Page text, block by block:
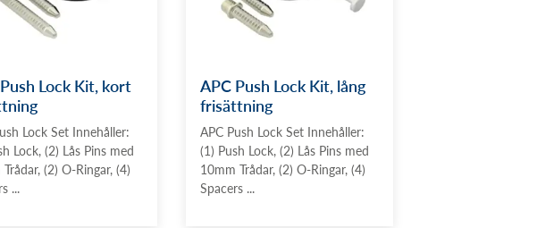
Lock Kit, kort
Lock Set Innehåller:
Lock, (2) Lås Pins med
(2) O-Ringar, (4)
...
APC Push Lock Kit, lång
frisättning
APC Push Lock Set Innehåller:
(1) Push Lock, (2) Lås Pins med
10mm Trådar, (2) O-Ringar, (4)
Spacers ...